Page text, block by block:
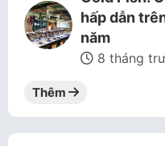
hấp dẫn
năm
8 tháng
Thêm